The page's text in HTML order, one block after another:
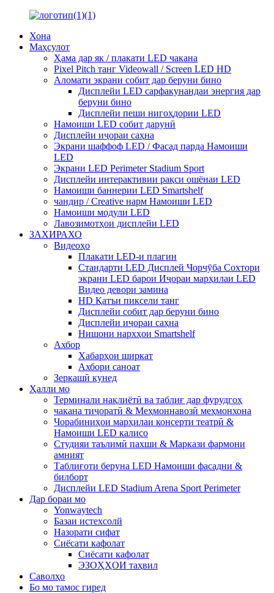
Хона
Маҳсулот
Ҳама дар як / плакати LED чакана
Pixel Pitch танг Videowall / Screen LED HD
Аломати экрани собит дар беруни бино
Дисплейи LED сарфакунандаи энергия дар
беруни бино
Дисплейи пеши нигоҳдории LED
Намоиши LED собит дарунӣ
Дисплейи иҷораи саҳна
Экрани шаффоф LED / Фасад парда Намоиши
LED
Экрани LED Perimeter Stadium Sport
Дисплейи интерактивии рақси ошёнаи LED
Намоиши баннерии LED Smartshelf
чандир / Creative нарм Намоиши LED
Намоиши модули LED
Лавозимотҳои дисплейи LED
ЗАХИРАХО
Видеоҳо
Плакати LED-и плагин
Стандарти LED Дисплей Чорчӯба Сохтори
экрани LED барои Иҷораи марҳилаи LED
Видео девори замина
HD Қатъи пиксели танг
Дисплейи собит дар беруни бино
Дисплейи иҷораи саҳна
Нишони нархҳои Smartshelf
Ахбор
Хабарҳои ширкат
Ахбори саноат
Зеркашӣ кунед
Ҳалли мо
Терминали нақлиётӣ ва таблиғ дар фурудгоҳ
чакана тиҷоратӣ & Меҳмоннавозӣ меҳмонхона
Чорабиниҳои марҳилаи консерти театрӣ &
Намоиши LED калисо
Студияи таълимӣ пахши & Маркази фармони
амният
Таблиғоти беруна LED Намоиши фасадни &
билборт
Дисплейи LED Stadium Arena Sport Perimeter
Дар бораи мо
Yonwaytech
Базаи истехсолй
Назорати сифат
Сиёсати кафолат
Сиёсати кафолат
ЭЗОҲҲОИ таҳвил
Саволҳо
Бо мо тамос гиред